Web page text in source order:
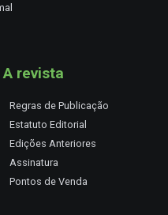
A revista
Regras de Publicação
Estatuto Editorial
Edições Anteriores
Assinatura
Pontos de Venda